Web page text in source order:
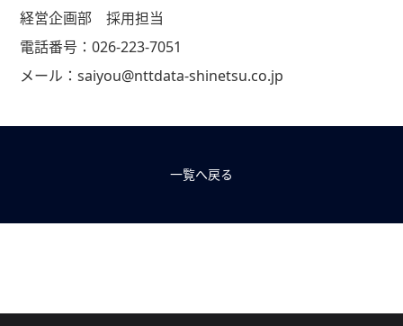
経営企画部 採用担当
電話番号：026-223-7051
メール：saiyou@nttdata-shinetsu.co.jp
一覧へ戻る